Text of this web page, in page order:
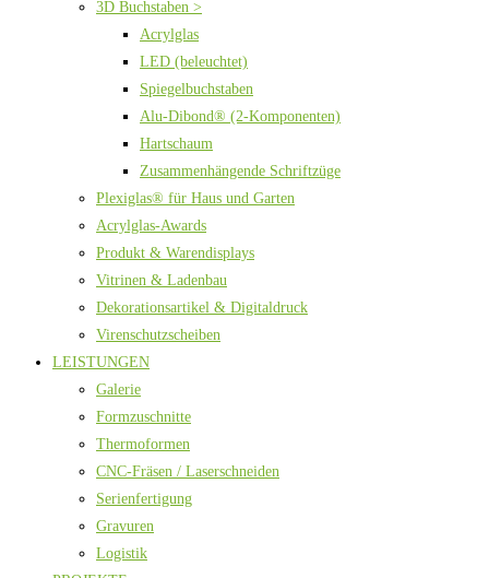
3D Buchstaben >
Acrylglas
LED (beleuchtet)
Spiegelbuchstaben
Alu-Dibond® (2-Komponenten)
Hartschaum
Zusammenhängende Schriftzüge
Plexiglas® für Haus und Garten
Acrylglas-Awards
Produkt & Warendisplays
Vitrinen & Ladenbau
Dekorationsartikel & Digitaldruck
Virenschutzscheiben
LEISTUNGEN
Galerie
Formzuschnitte
Thermoformen
CNC-Fräsen / Laserschneiden
Serienfertigung
Gravuren
Logistik